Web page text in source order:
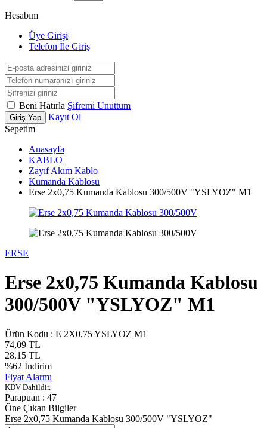
Hesabım
Üye Girişi
Telefon İle Giriş
Beni Hatırla Şifremi Unuttum
Giriş Yap
Kayıt Ol
Sepetim
Anasayfa
KABLO
Zayıf Akım Kablo
Kumanda Kablosu
Erse 2x0,75 Kumanda Kablosu 300/500V "YSLYOZ" M1
ERSE
Erse 2x0,75 Kumanda Kablosu
300/500V "YSLYOZ" M1
Ürün Kodu : E 2X0,75 YSLYOZ M1
74,09 TL
28,15 TL
%62 İndirim
Fiyat Alarmı
KDV Dahildir.
Parapuan : 47
Öne Çıkan Bilgiler
Erse 2x0,75 Kumanda Kablosu 300/500V "YSLYOZ"